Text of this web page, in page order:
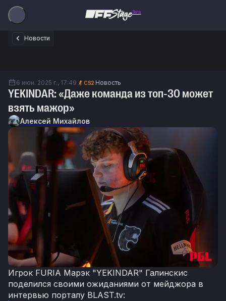
Beta
Новости
6 июн. 2025 г., 17:49 CS2 Новость
YEKINDAR: «Даже команда из топ-30 может
взять мажор»
Алексей Михайлов
Игрок FURIA Марэк "YEKINDAR" Галинскис
поделился своими ожиданиями от мейджора в
интервью порталу BLAST.tv: